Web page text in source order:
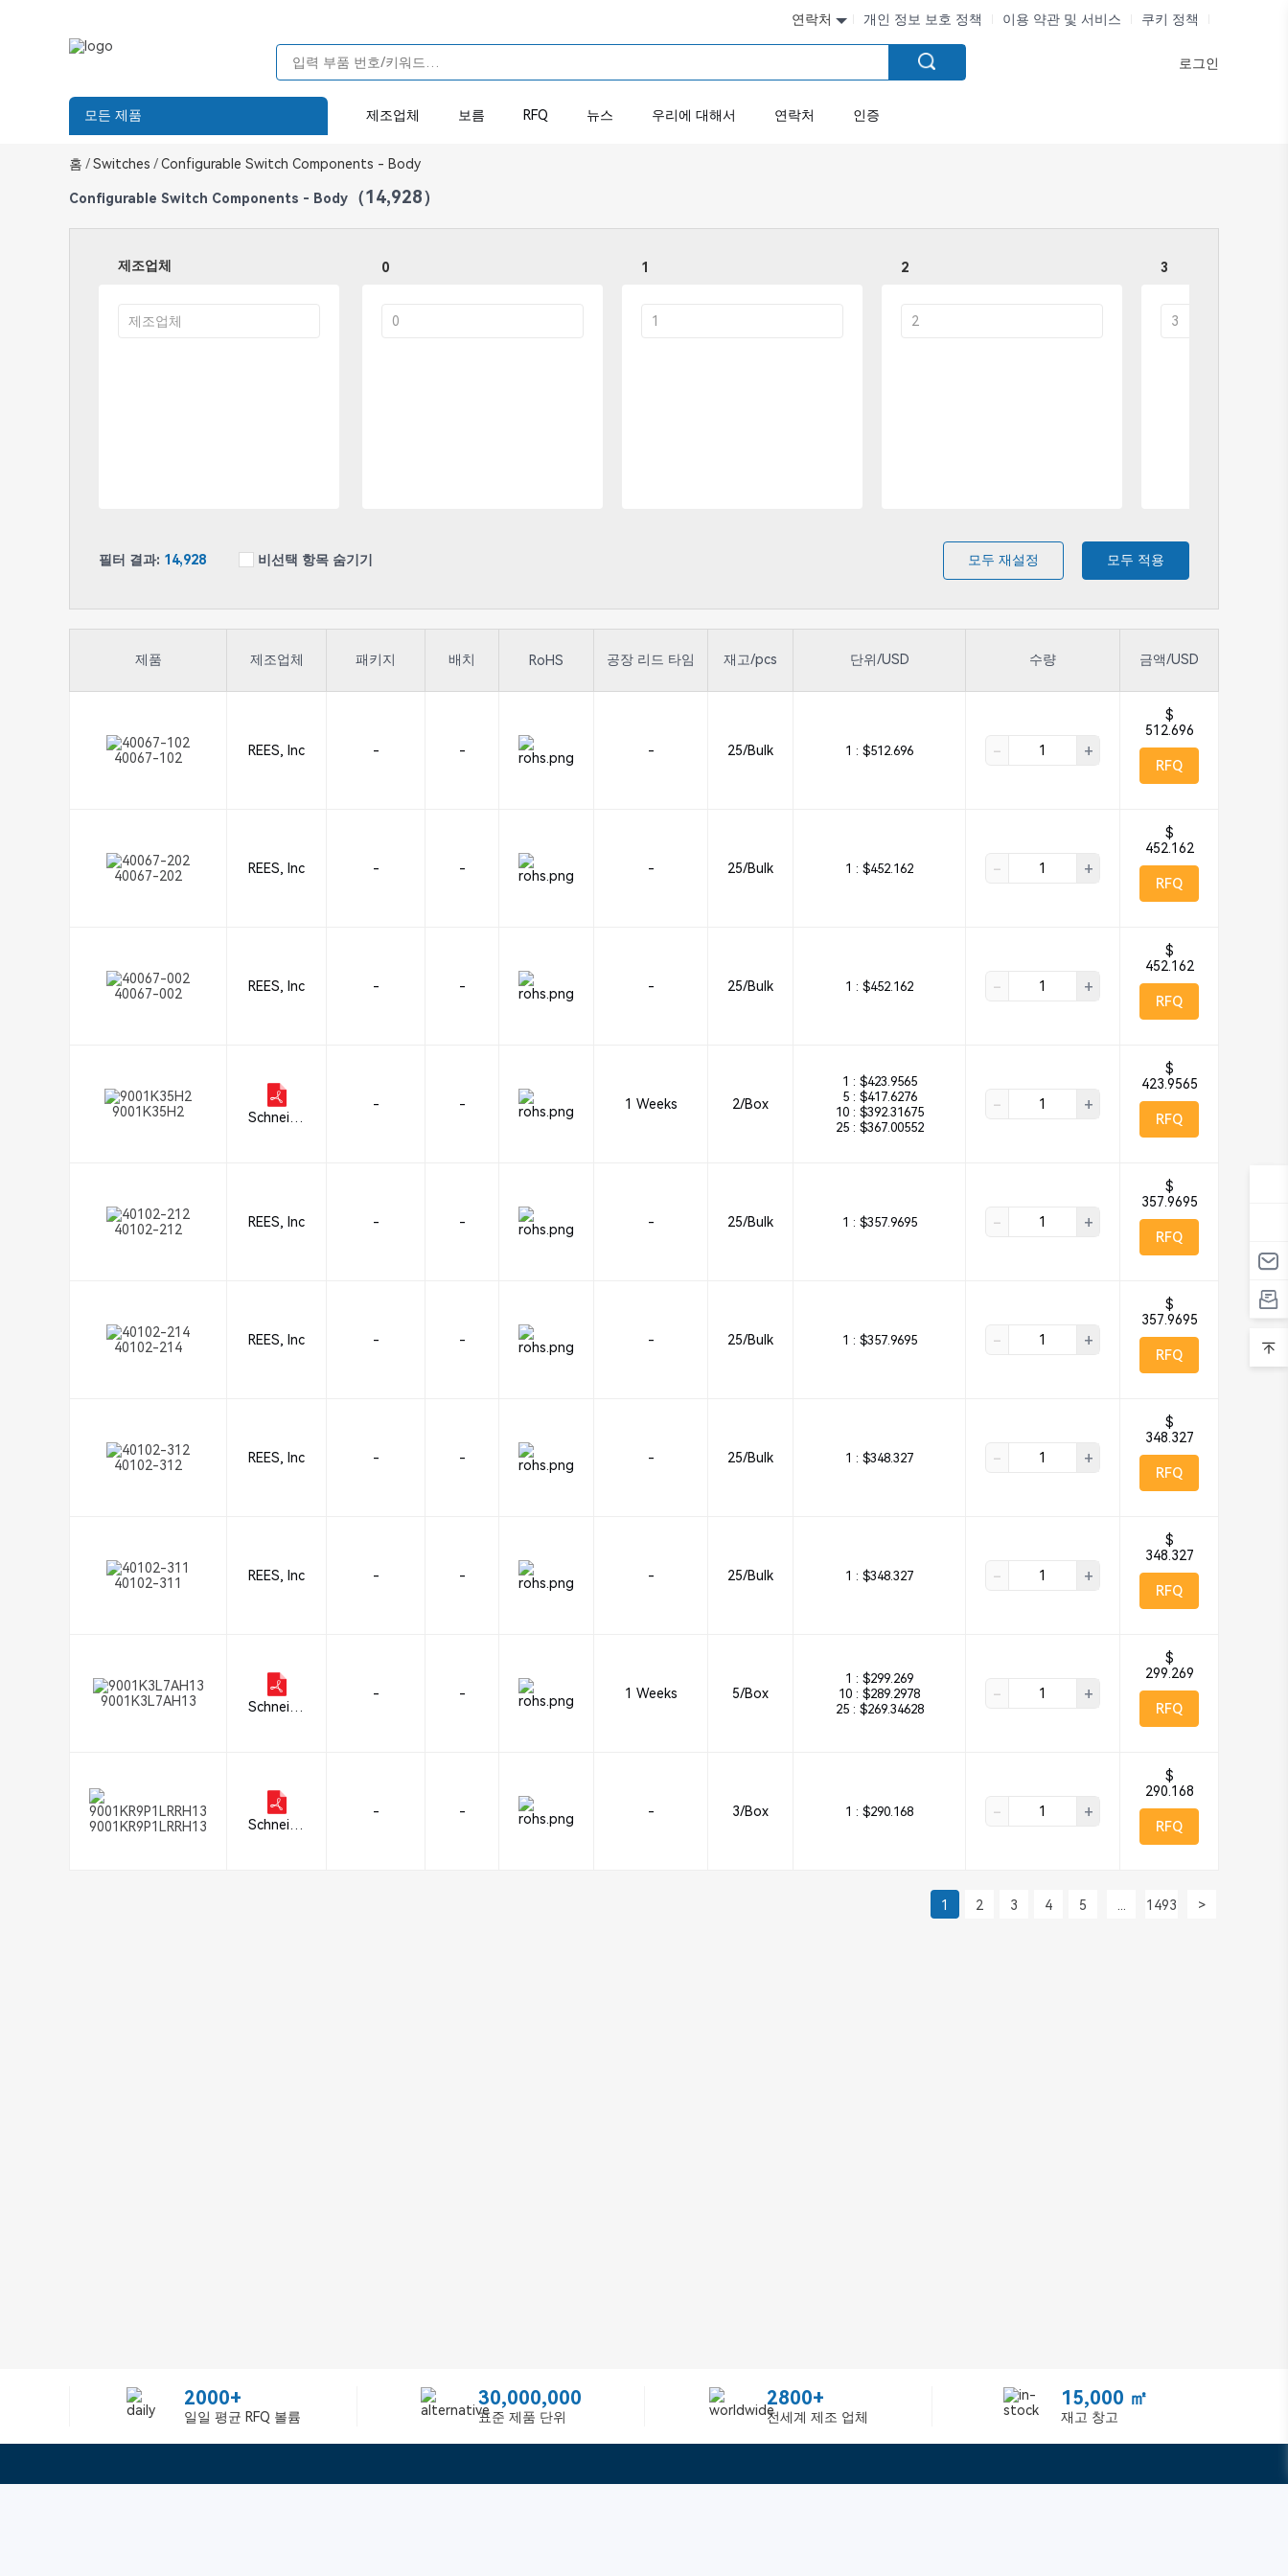
연락처 개인 정보 보호 정책 이용 약관 및 서비스 쿠키 정책
로그인
모든 제품 제조업체 보름 RFQ 뉴스 우리에 대해서 연락처 인증
홈 / Switches /Configurable Switch Components - Body
Configurable Switch Components - Body （14,928）
제조업체 0 1 2 3
필터 결과: 14,928 비선택 항목 숨기기 모두 재설정 모두 적용
제품 제조업체 패키지 배치 RoHS 공장 리드 타임 재고/pcs 단위/USD 수량 금액/USD
40067-102 REES, Inc - - - 25/Bulk 1 : $512.696 - +
$
512.696
RFQ
40067-202 REES, Inc - - - 25/Bulk 1 : $452.162 - +
$
452.162
RFQ
40067-002 REES, Inc - - - 25/Bulk 1 : $452.162 - +
$
452.162
RFQ
9001K35H2
Schneide
- - 1 Weeks 2/Box
1 : $423.9565
5 : $417.6276
10 : $392.31675
25 : $367.00552
- +
$
423.9565
RFQ
40102-212 REES, Inc - - - 25/Bulk 1 : $357.9695 - +
$
357.9695
RFQ
40102-214 REES, Inc - - - 25/Bulk 1 : $357.9695 - +
$
357.9695
RFQ
40102-312 REES, Inc - - - 25/Bulk 1 : $348.327 - +
$
348.327
RFQ
40102-311 REES, Inc - - - 25/Bulk 1 : $348.327 - +
$
348.327
RFQ
9001K3L7AH13
Schneide
- - 1 Weeks 5/Box
1 : $299.269
10 : $289.2978
25 : $269.34628
- +
$
299.269
RFQ
9001KR9P1LRRH13
Schneide
- - - 3/Box 1 : $290.168 - +
$
290.168
RFQ
1 2 3 4 5 1493 >
2000+
일일 평균 RFQ 볼륨
30,000,000
표준 제품 단위
2800+
전세계 제조 업체
15,000 ㎡
재고 창고